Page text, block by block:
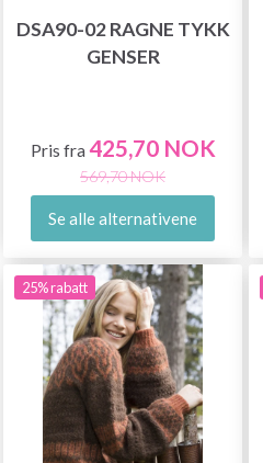
DSA90-02 RAGNE TYKK
GENSER
Pris fra425,70 NOK
569,70 NOK
Se alle alternativene
25% rabatt